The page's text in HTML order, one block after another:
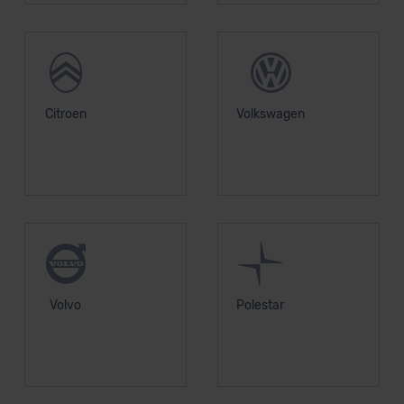
Standarddatenschutzklauseln (Art. 46 Abs. 2 lit. c
DSGVO) oder wenn Sie hierzu Ihre Einwilligung freiwillig
Datenschutzklauseln können Sie über den Kontakt zu
Citroen Volkswagen
Volvo Polestar